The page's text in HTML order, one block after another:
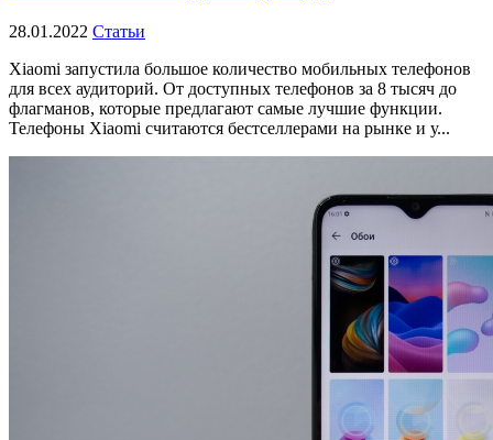
28.01.2022 Статьи
Xiaomi запустила большое количество мобильных телефонов
для всех аудиторий. От доступных телефонов за 8 тысяч до
флагманов, которые предлагают самые лучшие функции.
Телефоны Xiaomi считаются бестселлерами на рынке и у...